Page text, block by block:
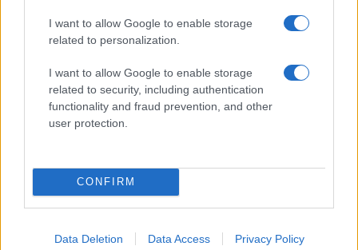
I want to allow Google to enable storage
related to personalization.
I want to allow Google to enable storage
related to security, including authentication
functionality and fraud prevention, and other
user protection.
CONFIRM
Data Deletion Data Access Privacy Policy
ΚΟΙΝΩΝΊΑ
Διοικητής της Τροχαίας Πτολεμαΐδας Σπύρος
Τάσιος